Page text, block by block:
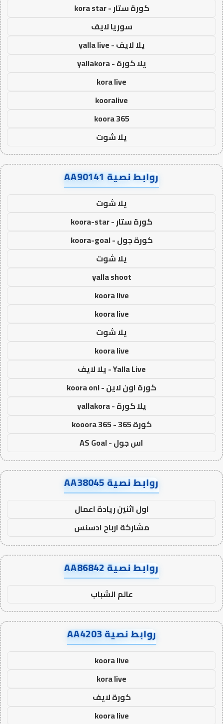
كورة ستار - kora star
سوريا لايف
يلا لايف - yalla live
يلا كورة - yallakora
kora live
kooralive
koora 365
يلا شوت
روابط نصية AA90141
يلا شوت
كورة ستار - koora-star
كورة جول - koora-goal
يلا شوت
yalla shoot
koora live
koora live
يلا شوت
koora live
Yalla Live - يلا لايف
كورة اون لاين - koora onl
يلا كورة - yallakora
كورة 365 - kooora 365
اس جول - AS Goal
روابط نصية AA38045
اول اثنين ريادة اعمال
مشاركة ارباح ادسنس
روابط نصية AA86842
عالم الشباب
روابط نصية AA4203
koora live
kora live
كورة لايف
koora live